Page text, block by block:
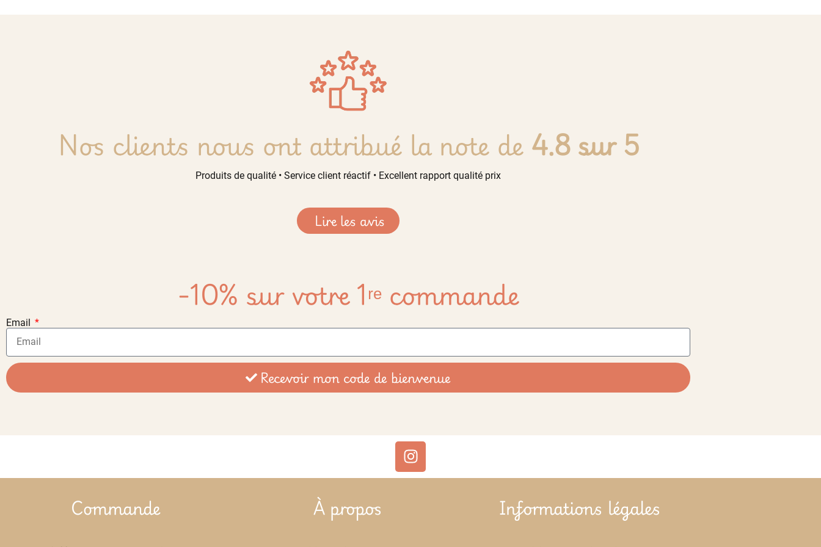
Nos clients nous ont attribué la note de 4.8 sur 5
Produits de qualité • Service client réactif • Excellent rapport qualité prix
Lire les avis
-10% sur votre 1ʳᵉ commande
Email
Recevoir mon code de bienvenue
Commande À propos Informations légales